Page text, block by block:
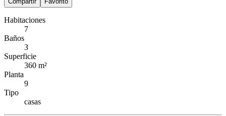
Habitaciones
7
Baños
3
Superficie
360 m²
Planta
9
Tipo
casas